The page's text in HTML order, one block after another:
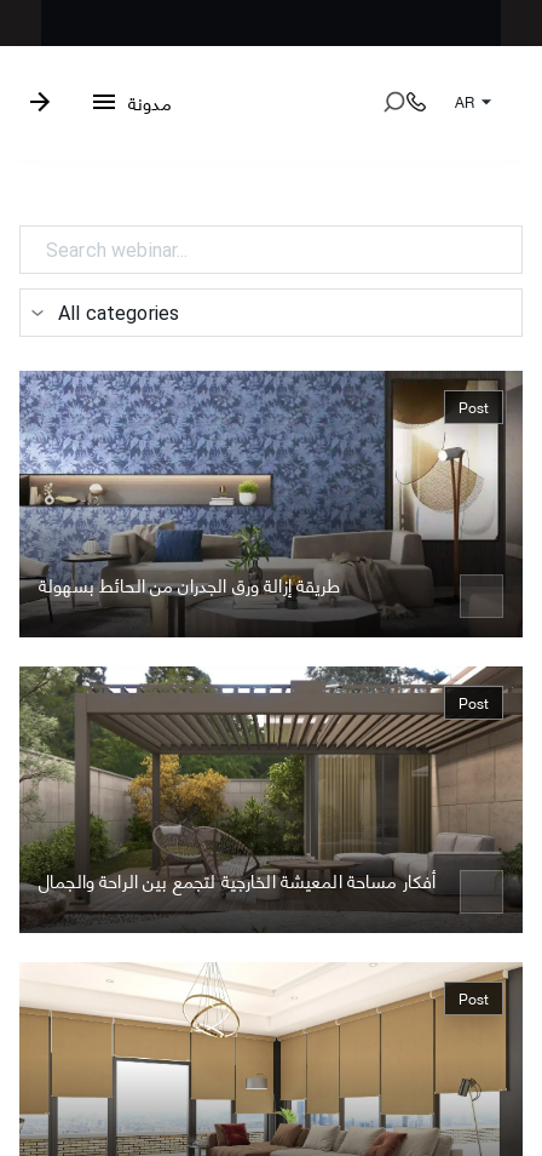
مدونة AR
All categories
Post
طريقة إزالة ورق الجدران من الحائط بسهولة
Post
أفكار مساحة المعيشة الخارجية لتجمع بين الراحة والجمال
Post